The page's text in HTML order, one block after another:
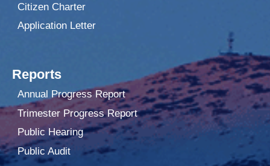
Citizen Charter
Application Letter
Reports
Annual Progress Report
Trimester Progress Report
Public Hearing
Public Audit